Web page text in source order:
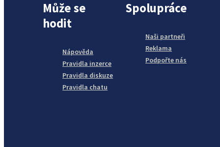
Může se
hodit
Nápověda
Pravidla inzerce
Pravidla diskuze
Pravidla chatu
Spolupráce
Naši partneři
Reklama
Podpořte nás